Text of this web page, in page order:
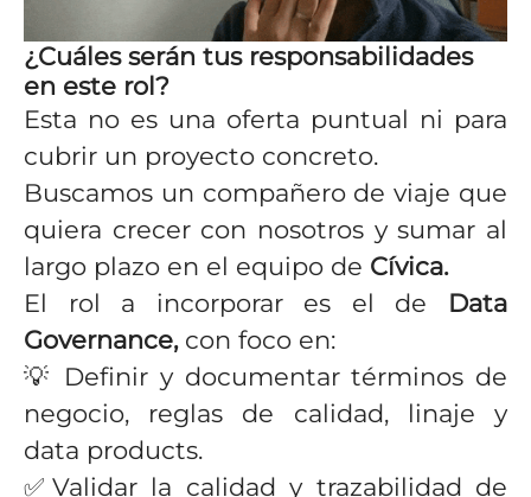
¿Cuáles serán tus responsabilidades
en este rol?
Esta no es una oferta puntual ni para
cubrir un proyecto concreto.
Buscamos un compañero de viaje que
quiera crecer con nosotros y sumar al
largo plazo en el equipo de Cívica.
El rol a incorporar es el de Data
Governance, con foco en:
💡 Definir y documentar términos de
negocio, reglas de calidad, linaje y
data products.
✅ Validar la calidad y trazabilidad de